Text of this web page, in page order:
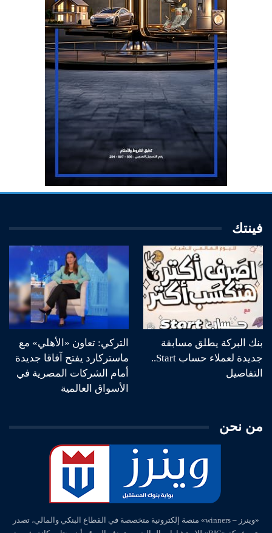
فينتك
بنك البركة يطلق مسابقة
جديدة لعملاء حساب Start..
التفاصيل
التركي: تعاون «الأهلي» مع
ماستركارد يفتح آفاقا جديدة
أمام الشركات المصرية في
الأسواق العالمية
من نحن
«وينرز – winners» منصة إلكترونية متخصصة في القطاع البنكي والمالي، تصدر